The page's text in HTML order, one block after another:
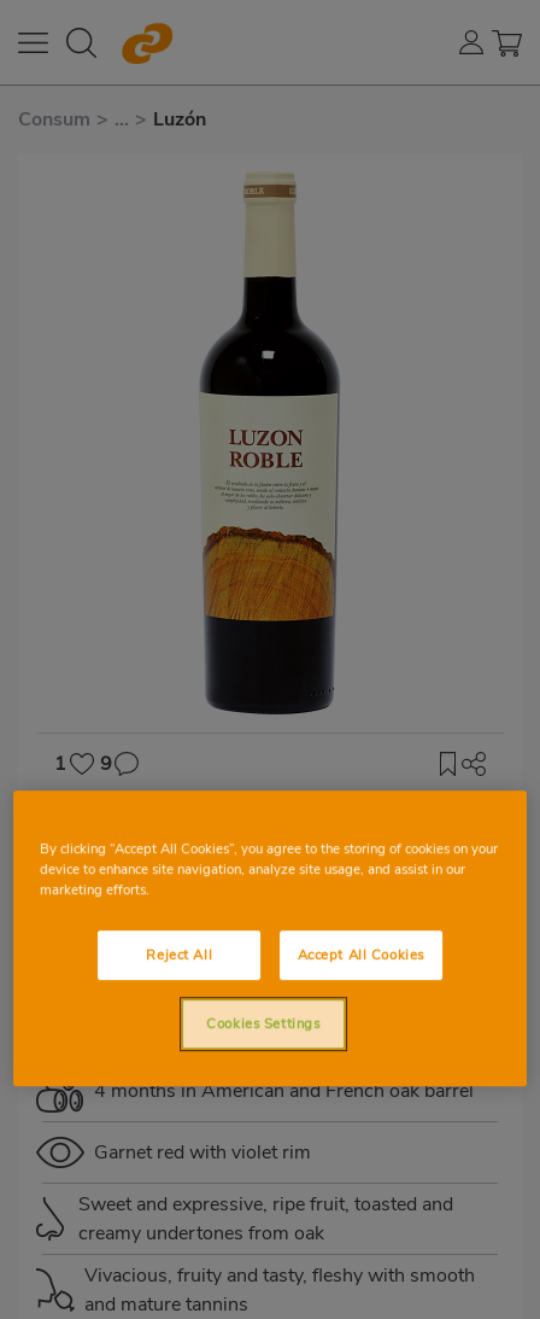
Consum > ... > Luzón
1 9
Luzón
4 months in American and French oak barrel
Garnet red with violet rim
Sweet and expressive, ripe fruit, toasted and
creamy undertones from oak
Vivacious, fruity and tasty, fleshy with smooth
and mature tannins
By clicking “Accept All Cookies”, you agree to the storing of cookies on your
device to enhance site navigation, analyze site usage, and assist in our
marketing efforts.
Reject All Accept All Cookies
Cookies Settings